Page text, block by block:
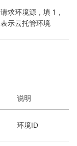
请求环境源，填 1，
表示云托管环境
说明
环境ID